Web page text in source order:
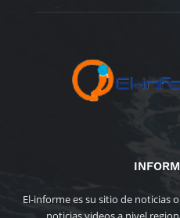
El-informe es su sitio de noticias